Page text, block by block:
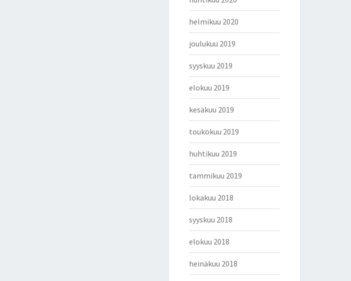
helmikuu 2020
joulukuu 2019
syyskuu 2019
elokuu 2019
kesäkuu 2019
toukokuu 2019
huhtikuu 2019
tammikuu 2019
lokakuu 2018
syyskuu 2018
elokuu 2018
heinäkuu 2018